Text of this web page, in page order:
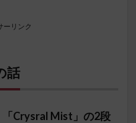
ーリンク
話
Crysral Mist」の2段